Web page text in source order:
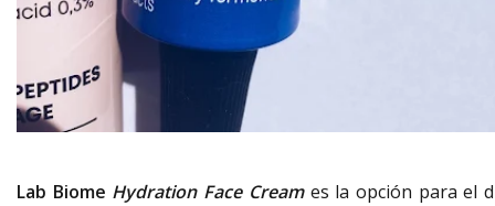
Lab Biome Hydration Face Creames la opción para el